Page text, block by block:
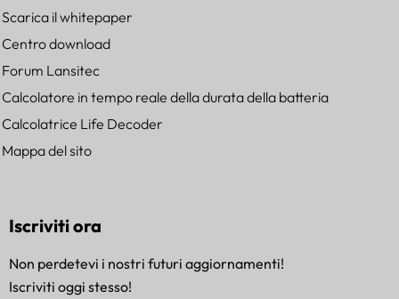
Scarica il whitepaper
Centro download
Forum Lansitec
Calcolatore in tempo reale della durata della batteria
Calcolatrice Life Decoder
Mappa del sito
Iscriviti ora
Non perdetevi i nostri futuri aggiornamenti!
Iscriviti oggi stesso!